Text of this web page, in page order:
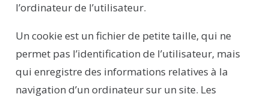
l’ordinateur de l’utilisateur.
Un cookie est un fichier de petite taille, qui ne
permet pas l’identification de l’utilisateur, mais
qui enregistre des informations relatives à la
navigation d’un ordinateur sur un site. Les